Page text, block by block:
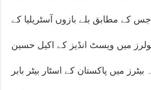
کے مطابق بلے بازوں آسٹریلیا کے
میں ویسٹ انڈیز کے اکیل حسین
بیٹرز میں پاکستان کے اسٹار بیٹر بابر